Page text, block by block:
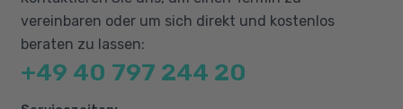
QFD (Quality Function Deployment)
Six Sigma
vereinbaren oder um sich direkt und kostenlos
beraten zu lassen:
+49 40 797 244 20